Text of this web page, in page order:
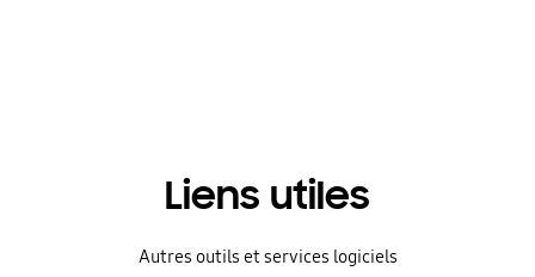
Liens utiles
Autres outils et services logiciels